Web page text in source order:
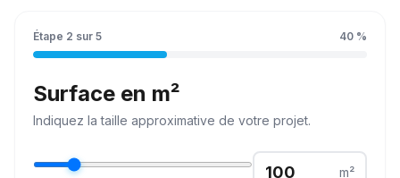
Étape 2 sur 5 40 %
Surface en m²
Indiquez lataille approximative de votre projet.
m²